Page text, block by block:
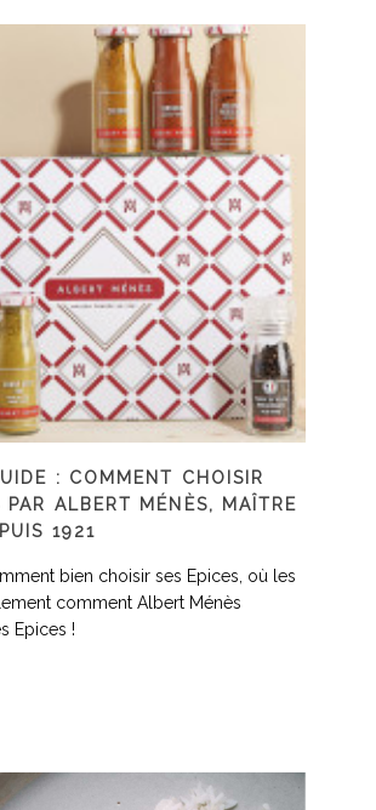
: COMMENT CHOISIR
PAR ALBERT MÉNÈS, MAÎTRE
1921
bien choisir ses Epices, où les
comment Albert Ménès
Epices !